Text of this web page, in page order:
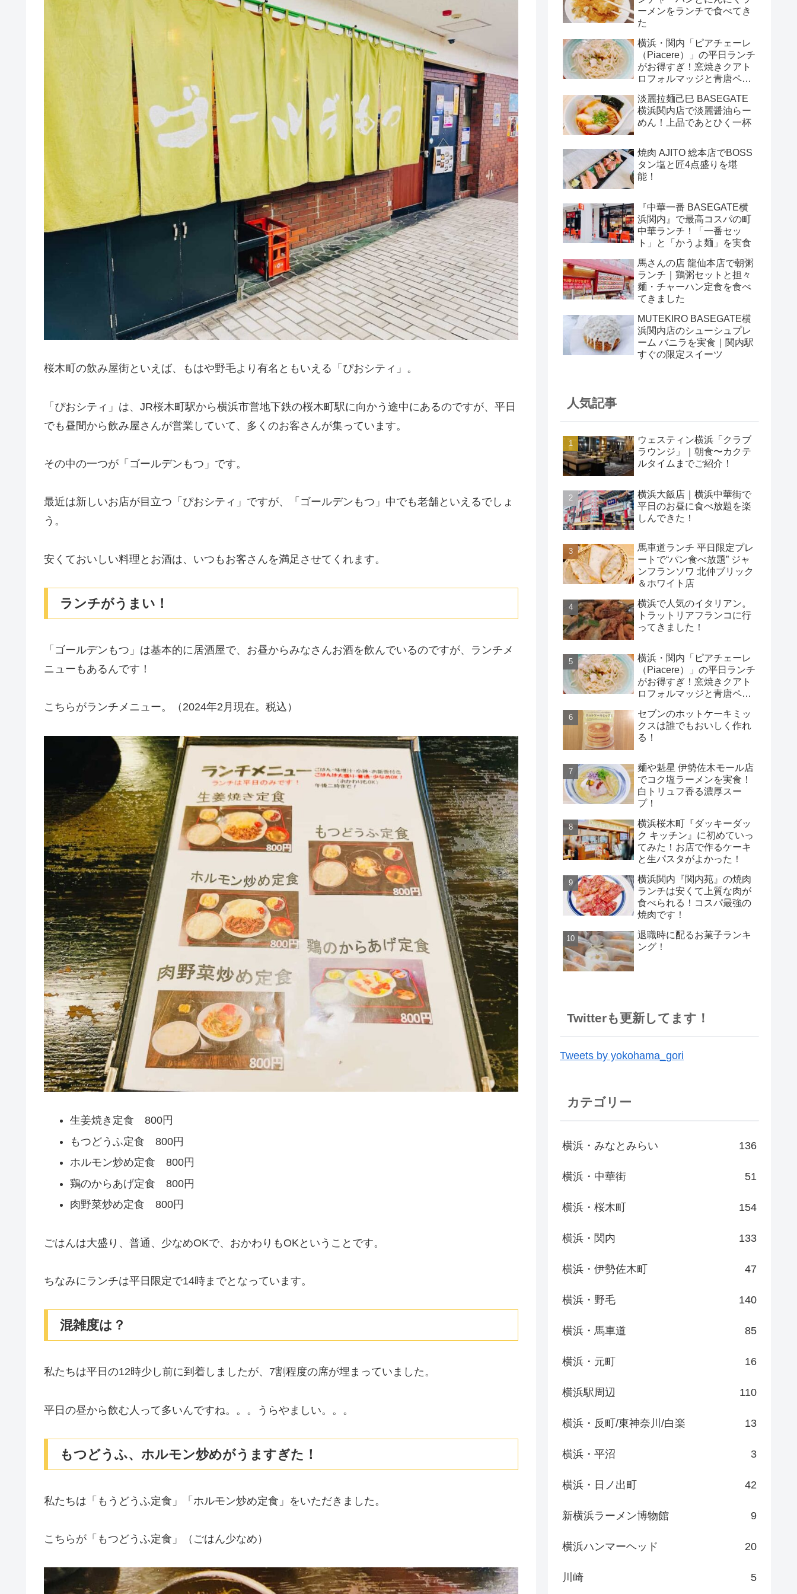
桜木町の飲み屋街といえば、もはや野毛より有名ともいえる「ぴおシティ」。
「ぴおシティ」は、JR桜木町駅から横浜市営地下鉄の桜木町駅に向かう途中にあるのですが、平日
でも昼間から飲み屋さんが営業していて、多くのお客さんが集っています。
その中の一つが「ゴールデンもつ」です。
最近は新しいお店が目立つ「ぴおシティ」ですが、「ゴールデンもつ」中でも老舗といえるでしょ
う。
安くておいしい料理とお酒は、いつもお客さんを満足させてくれます。
ランチがうまい！
「ゴールデンもつ」は基本的に居酒屋で、お昼からみなさんお酒を飲んでいるのですが、ランチメ
ニューもあるんです！
こちらがランチメニュー。（2024年2月現在。税込）
生姜焼き定食 800円
もつどうふ定食 800円
ホルモン炒め定食 800円
鶏のからあげ定食 800円
肉野菜炒め定食 800円
ごはんは大盛り、普通、少なめOKで、おかわりもOKということです。
ちなみにランチは平日限定で14時までとなっています。
混雑度は？
私たちは平日の12時少し前に到着しましたが、7割程度の席が埋まっていました。
平日の昼から飲む人って多いんですね。。。うらやましい。。。
もつどうふ、ホルモン炒めがうますぎた！
私たちは「もうどうふ定食」「ホルモン炒め定食」をいただきました。
こちらが「もつどうふ定食」（ごはん少なめ）
ーメンをランチで食べてき
た
横浜・関内「ピアチェーレ
（Piacere）」の平日ランチ
がお得すぎ！窯焼きクアト
ロフォルマッジと青唐ペペ
淡麗拉麺己巳 BASEGATE
横浜関内店で淡麗醤油らー
めん！上品であとひく一杯
焼肉 AJITO 総本店でBOSS
タン塩と匠4点盛りを堪
能！
『中華一番 BASEGATE横
浜関内』で最高コスパの町
中華ランチ！「一番セッ
ト」と「かうよ麺」を実食
馬さんの店 龍仙本店で朝粥
ランチ｜鶏粥セットと担々
麺・チャーハン定食を食べ
てきました
MUTEKIRO BASEGATE横
浜関内店のシューシュプレ
ーム バニラを実食｜関内駅
すぐの限定スイーツ
人気記事
ウェスティン横浜「クラブ
ラウンジ」｜朝食〜カクテ
ルタイムまでご紹介！
横浜大飯店｜横浜中華街で
平日のお昼に食べ放題を楽
しんできた！
馬車道ランチ 平日限定プレ
ートで“パン食べ放題” ジャ
ンフランソワ 北仲ブリック
＆ホワイト店
横浜で人気のイタリアン。
トラットリアフランコに行
ってきました！
横浜・関内「ピアチェーレ
（Piacere）」の平日ランチ
がお得すぎ！窯焼きクアト
ロフォルマッジと青唐ペペ
セブンのホットケーキミッ
クスは誰でもおいしく作れ
る！
麺や魁星 伊勢佐木モール店
でコク塩ラーメンを実食！
白トリュフ香る濃厚スー
プ！
横浜桜木町『ダッキーダッ
ク キッチン』に初めていっ
てみた！お店で作るケーキ
と生パスタがよかった！
横浜関内『関内苑』の焼肉
ランチは安くて上質な肉が
食べられる！コスパ最強の
焼肉です！
退職時に配るお菓子ランキ
ング！
Twitterも更新してます！
Tweets by yokohama_gori
カテゴリー
横浜・みなとみらい 136
横浜・中華街 51
横浜・桜木町 154
横浜・関内 133
横浜・伊勢佐木町 47
横浜・野毛 140
横浜・馬車道 85
横浜・元町 16
横浜駅周辺 110
横浜・反町/東神奈川/白楽 13
横浜・平沼 3
横浜・日ノ出町 42
新横浜ラーメン博物館 9
横浜ハンマーヘッド 20
川崎 5